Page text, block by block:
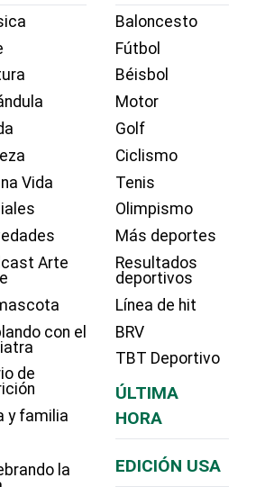
Vida
Arte
con el
de
y familia
la
Baloncesto
Fútbol
Béisbol
Motor
Golf
Ciclismo
Tenis
Olimpismo
Más deportes
Resultados
deportivos
Línea de hit
BRV
TBT Deportivo
ÚLTIMA
HORA
EDICIÓN USA